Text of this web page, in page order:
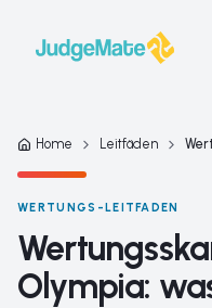
Home Leitfäden
WERTUNGS-LEITFADEN
Olympia: